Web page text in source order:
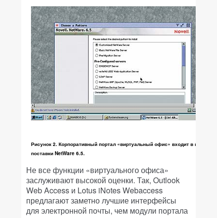
Рисунок 2. Корпоративный портал «виртуальный офис» входит в пакет
поставки NetWare 6.5.
Не все функции «виртуального офиса»
заслуживают высокой оценки. Так, Outlook
Web Access и Lotus iNotes Webaccess
предлагают заметно лучшие интерфейсы
для электронной почты, чем модули портала